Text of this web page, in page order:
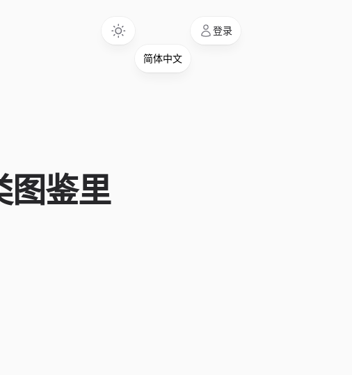
登录
图鉴里